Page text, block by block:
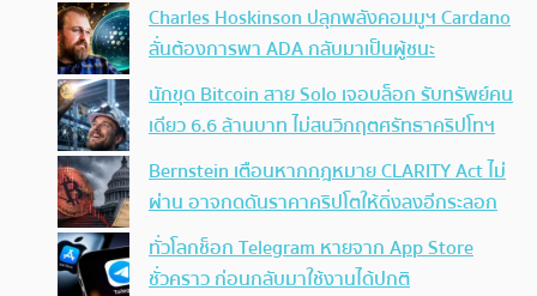
Charles Hoskinson ปลุกพลังคอมมูฯ Cardano
ลั่นต้องการพา ADA กลับมาเป็นผู้ชนะ
นักขุด Bitcoin สาย Solo เจอบล็อก รับทรัพย์คน
เดียว 6.6 ล้านบาท ไม่สนวิกฤตศรัทธาคริปโทฯ
Bernstein เตือนหากกฎหมาย CLARITY Act ไม่
ผ่าน อาจกดดันราคาคริปโตให้ดิ่งลงอีกระลอก
ทั่วโลกช็อก Telegram หายจาก App Store
ชั่วคราว ก่อนกลับมาใช้งานได้ปกติ